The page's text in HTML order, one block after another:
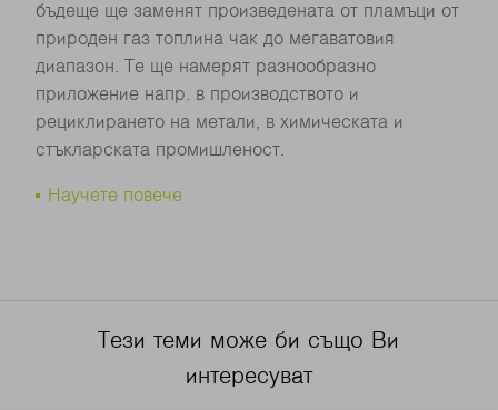
бъдеще ще заменят произведената от пламъци от
природен газ топлина чак до мегаватовия
диапазон. Те ще намерят разнообразно
приложение напр. в производството и
рециклирането на метали, в химическата и
стъкларската промишленост.
Научете повече
Тези теми може би също Ви
интересуват